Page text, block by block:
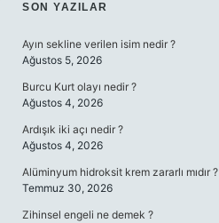
SIDEBAR
SON YAZILAR
Ayın sekline verilen isim nedir ?
Ağustos 5, 2026
Burcu Kurt olayı nedir ?
Ağustos 4, 2026
Ardışık iki açı nedir ?
Ağustos 4, 2026
Alüminyum hidroksit krem zararlı mıdır ?
Temmuz 30, 2026
Zihinsel engeli ne demek ?